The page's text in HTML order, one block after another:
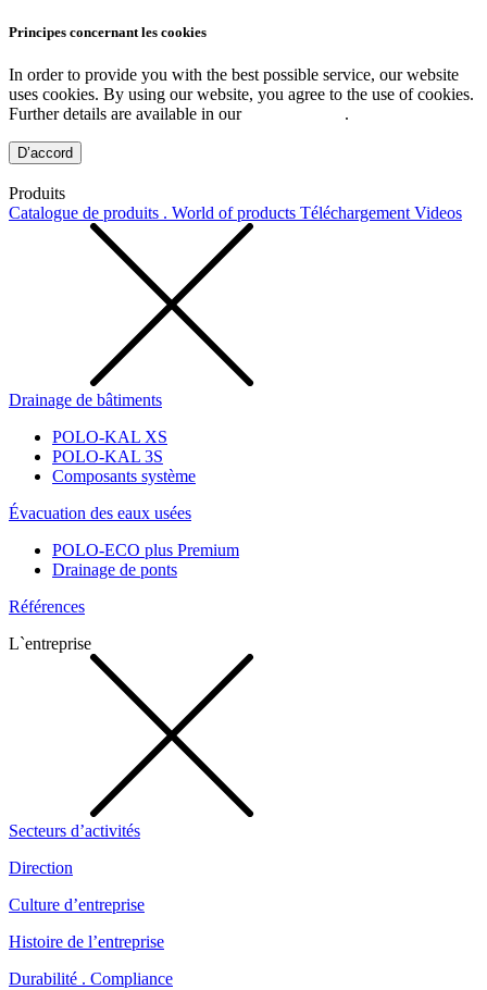
Principes concernant les cookies
In order to provide you with the best possible service, our website
uses cookies. By using our website, you agree to the use of cookies.
Further details are available in our
.
D’accord
Produits
Catalogue de produits . World of products Téléchargement Videos
Drainage de bâtiments
POLO-KAL XS
POLO-KAL 3S
Composants système
Évacuation des eaux usées
POLO-ECO plus Premium
Drainage de ponts
Références
L`entreprise
Secteurs d’activités
Direction
Culture d’entreprise
Histoire de l’entreprise
Durabilité . Compliance